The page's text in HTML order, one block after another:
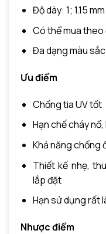
Độ dày: 1; 1.15 mm
Có thể mua theo
Đa dạng màu
Ưu điểm
Chống tia UV tốt
Hạn chế cháy
Khả năng chống
Thiết kế nhẹ,
lắp đặt
Hạn sử dụng rất
Nhược điểm